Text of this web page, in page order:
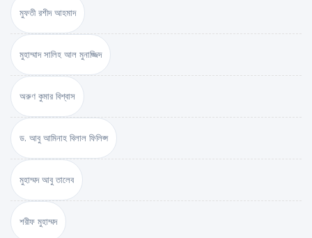
মুফতী রশীদ আহমাদ
মুহাম্মাদ সালিহ আল মুনাজ্জিদ
অরুণ কুমার বিশ্বাস
ড. আবু আমিনাহ বিলাল ফিলিপ্স
মুহাম্মদ আবু তালেব
শরীফ মুহাম্মদ